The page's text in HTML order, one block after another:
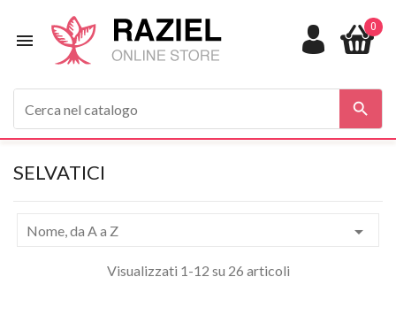

0

SELVATICI
Nome, da A a Z 
Visualizzati 1-12 su 26 articoli